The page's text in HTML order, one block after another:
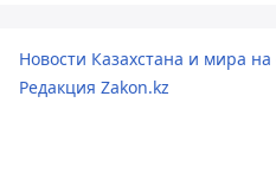
Новости Казахстана и мира на
Редакция Zakon.kz